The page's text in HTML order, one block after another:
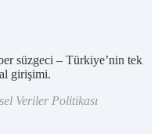
süzgeci – Türkiye’nin tek
girişimi.
Veriler Politikası